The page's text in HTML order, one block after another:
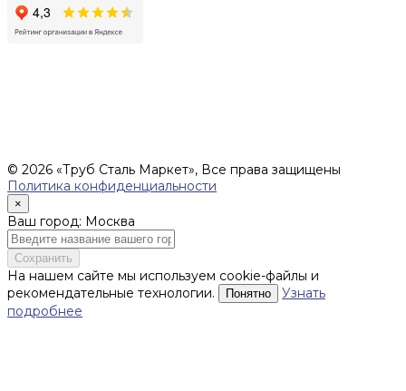
© 2026 «Труб Сталь Маркет», Все права защищены
Политика конфиденциальности
×
Ваш город: Москва
Сохранить
На нашем сайте мы используем cookie-файлы и
рекомендательные технологии.
Понятно
Узнать
подробнее